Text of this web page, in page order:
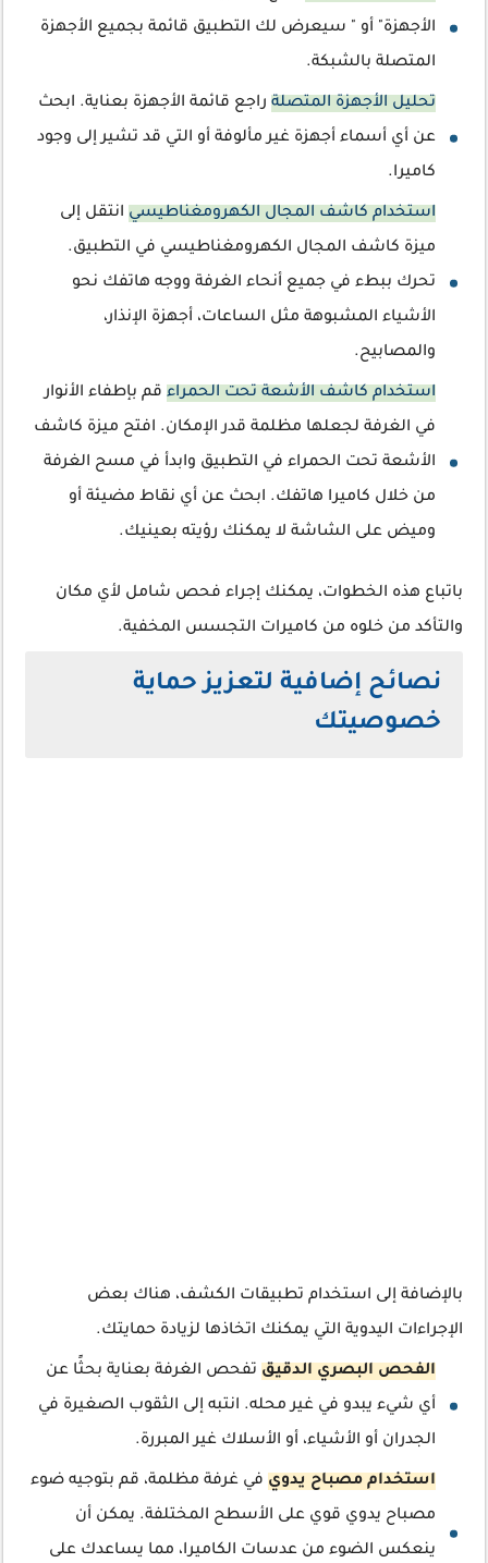
الأجهزة" أو " سيعرض لك التطبيق قائمة بجميع الأجهزة
المتصلة بالشبكة.
تحليل الأجهزة المتصلة راجع قائمة الأجهزة بعناية. ابحث
عن أي أسماء أجهزة غير مألوفة أو التي قد تشير إلى وجود
كاميرا.
استخدام كاشف المجال الكهرومغناطيسي انتقل إلى
ميزة كاشف المجال الكهرومغناطيسي في التطبيق.
تحرك ببطء في جميع أنحاء الغرفة ووجه هاتفك نحو
الأشياء المشبوهة مثل الساعات، أجهزة الإنذار،
والمصابيح.
استخدام كاشف الأشعة تحت الحمراء قم بإطفاء الأنوار
في الغرفة لجعلها مظلمة قدر الإمكان. افتح ميزة كاشف
الأشعة تحت الحمراء في التطبيق وابدأ في مسح الغرفة
من خلال كاميرا هاتفك. ابحث عن أي نقاط مضيئة أو
وميض على الشاشة لا يمكنك رؤيته بعينيك.
باتباع هذه الخطوات، يمكنك إجراء فحص شامل لأي مكان
والتأكد من خلوه من كاميرات التجسس المخفية.
نصائح إضافية لتعزيز حماية
خصوصيتك
بالإضافة إلى استخدام تطبيقات الكشف، هناك بعض
الإجراءات اليدوية التي يمكنك اتخاذها لزيادة حمايتك.
الفحص البصري الدقيق تفحص الغرفة بعناية بحثًا عن
أي شيء يبدو في غير محله. انتبه إلى الثقوب الصغيرة في
الجدران أو الأشياء، أو الأسلاك غير المبررة.
استخدام مصباح يدوي في غرفة مظلمة، قم بتوجيه ضوء
مصباح يدوي قوي على الأسطح المختلفة. يمكن أن
ينعكس الضوء من عدسات الكاميرا، مما يساعدك على